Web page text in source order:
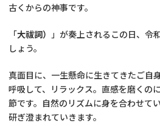
古くからの神事です。
「大祓詞） 」が奏上されるこの日、令
しょう。
真面目に、一生懸命に生きてきたご自
呼吸して、リラックス。直感を磨くの
節です。自然のリズムに身を合わせて
研ぎ澄まれていきます。